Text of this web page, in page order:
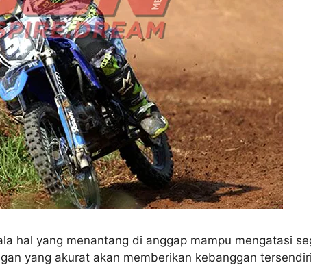
hal yang menantang di anggap mampu mengatasi
yang akurat akan memberikan kebanggan